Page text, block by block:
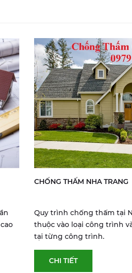
CHỐNG THẤM NHA TRANG
Quy trình chống thấm tại
thuộc vào loại công trình
tại từng công trình.
CHI TIẾT